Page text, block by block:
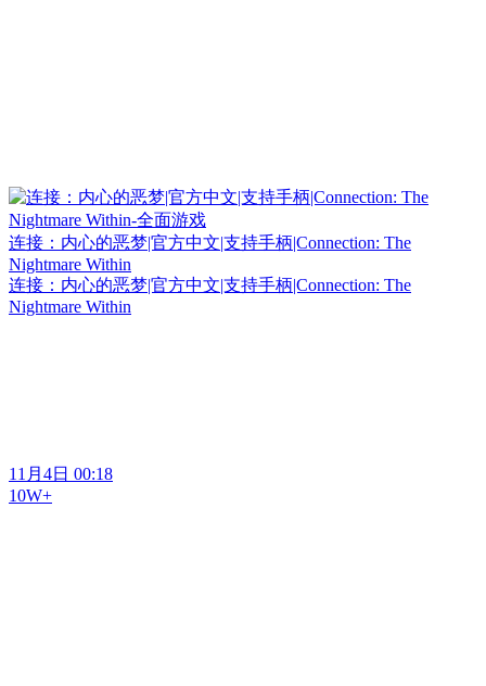
连接：内心的恶梦|官方中文|支持手柄|Connection: The
Nightmare Within
连接：内心的恶梦|官方中文|支持手柄|Connection: The
Nightmare Within
11月4日 00:18
10W+